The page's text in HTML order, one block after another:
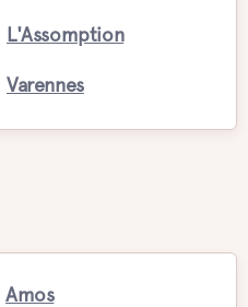
L'Assomption
Varennes
Amos